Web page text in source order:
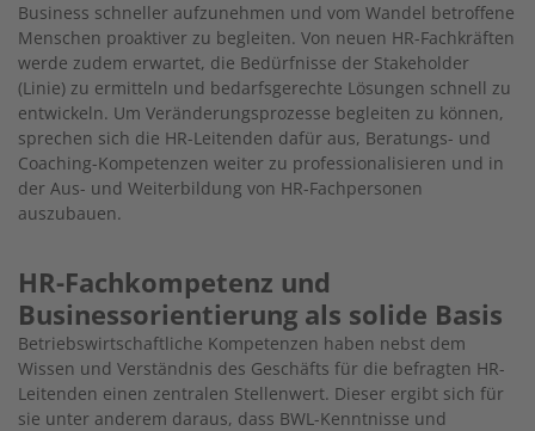
Business schneller aufzunehmen und vom Wandel betroffene
Menschen proaktiver zu begleiten. Von neuen HR-Fachkräften
werde zudem erwartet, die Bedürfnisse der Stakeholder
(Linie) zu ermitteln und bedarfsgerechte Lösungen schnell zu
entwickeln. Um Veränderungsprozesse begleiten zu können,
sprechen sich die HR-Leitenden dafür aus, Beratungs- und
Coaching-Kompetenzen weiter zu professionalisieren und in
der Aus- und Weiterbildung von HR-Fachpersonen
auszubauen.
HR-Fachkompetenz und
Businessorientierung als solide Basis
Betriebswirtschaftliche Kompetenzen haben nebst dem
Wissen und Verständnis des Geschäfts für die befragten HR-
Leitenden einen zentralen Stellenwert. Dieser ergibt sich für
sie unter anderem daraus, dass BWL-Kenntnisse und